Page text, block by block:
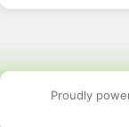
Proudly